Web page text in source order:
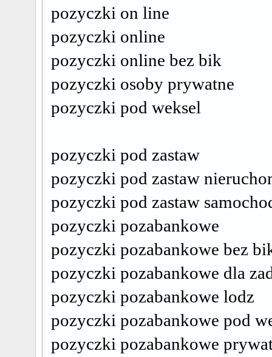
pozyczki on line
pozyczki online
pozyczki online bez bik
pozyczki osoby prywatne
pozyczki pod weksel
pozyczki pod zastaw
pozyczki pod zastaw
pozyczki pod zastaw
pozyczki pozabankowe
pozyczki pozabankowe bez
pozyczki pozabankowe dla
pozyczki pozabankowe lodz
pozyczki pozabankowe pod
pozyczki pozabankowe